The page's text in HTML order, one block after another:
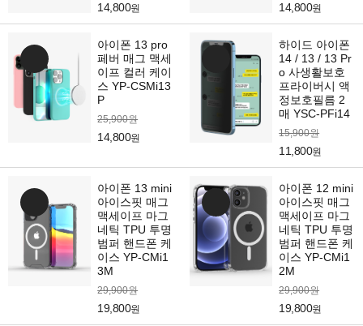
14,800원 14,800원
아이폰 13 pro
페버 매그 맥세
이프 컬러 케이
스 YP-CSMi13
P
25,900원
14,800원
하이드 아이폰
14 / 13 / 13 Pr
o 사생활보호
프라이버시 액
정보호필름 2
매 YSC-PFi14
15,900원
11,800원
아이폰 13 mini
아이스핏 매그
맥세이프 마그
네틱 TPU 투명
범퍼 핸드폰 케
이스 YP-CMi1
3M
29,900원
19,800원
아이폰 12 mini
아이스핏 매그
맥세이프 마그
네틱 TPU 투명
범퍼 핸드폰 케
이스 YP-CMi1
2M
29,900원
19,800원